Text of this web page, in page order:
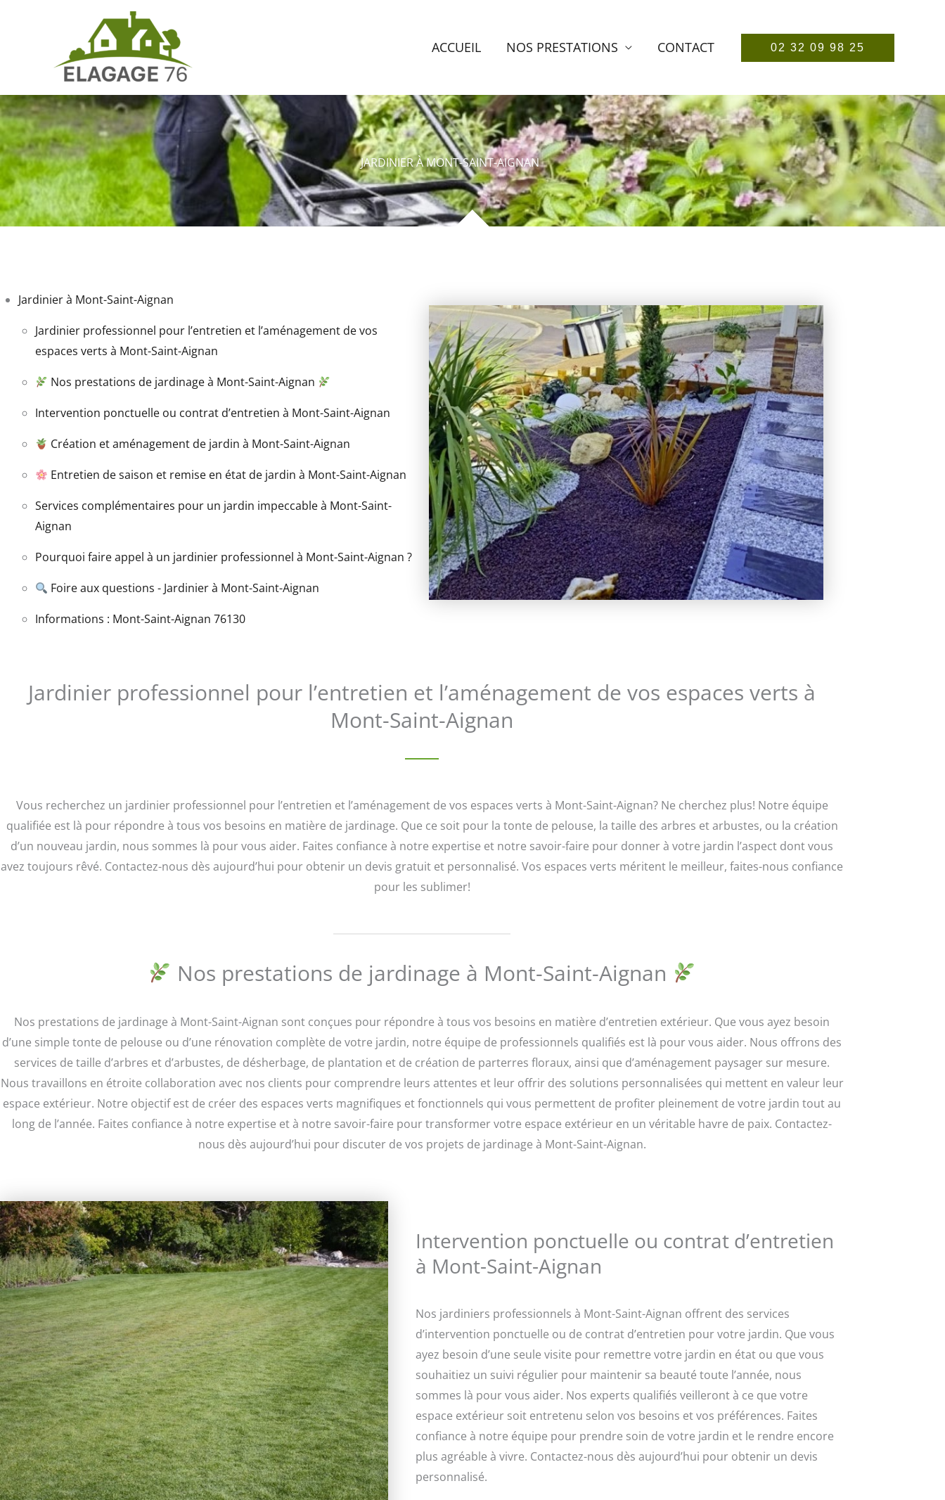
ACCUEIL NOS PRESTATIONS CONTACT 02 32 09 98 25
JARDINIER À MONT-SAINT-AIGNAN
Jardinier à Mont-Saint-Aignan
Jardinier professionnel pour l’entretien et l’aménagement de vos
espaces verts à Mont-Saint-Aignan
Nos prestations de jardinage à Mont-Saint-Aignan
Intervention ponctuelle ou contrat d’entretien à Mont-Saint-Aignan
Création et aménagement de jardin à Mont-Saint-Aignan
Entretien de saison et remise en état de jardin à Mont-Saint-Aignan
Services complémentaires pour un jardin impeccable à Mont-Saint-
Aignan
Pourquoi faire appel à un jardinier professionnel à Mont-Saint-Aignan ?
Foire aux questions - Jardinier à Mont-Saint-Aignan
Informations : Mont-Saint-Aignan 76130
Jardinier professionnel pour l’entretien et l’aménagement de vos espaces verts à
Mont-Saint-Aignan
Vous recherchez un jardinier professionnel pour l’entretien et l’aménagement de vos espaces verts à Mont-Saint-Aignan? Ne cherchez plus! Notre équipe
qualifiée est là pour répondre à tous vos besoins en matière de jardinage. Que ce soit pour la tonte de pelouse, la taille des arbres et arbustes, ou la création
d’un nouveau jardin, nous sommes là pour vous aider. Faites confiance à notre expertise et notre savoir-faire pour donner à votre jardin l’aspect dont vous
avez toujours rêvé. Contactez-nous dès aujourd’hui pour obtenir un devis gratuit et personnalisé. Vos espaces verts méritent le meilleur, faites-nous confiance
pour les sublimer!
Nos prestations de jardinage à Mont-Saint-Aignan
Nos prestations de jardinage à Mont-Saint-Aignan sont conçues pour répondre à tous vos besoins en matière d’entretien extérieur. Que vous ayez besoin
d’une simple tonte de pelouse ou d’une rénovation complète de votre jardin, notre équipe de professionnels qualifiés est là pour vous aider. Nous offrons des
services de taille d’arbres et d’arbustes, de désherbage, de plantation et de création de parterres floraux, ainsi que d’aménagement paysager sur mesure.
Nous travaillons en étroite collaboration avec nos clients pour comprendre leurs attentes et leur offrir des solutions personnalisées qui mettent en valeur leur
espace extérieur. Notre objectif est de créer des espaces verts magnifiques et fonctionnels qui vous permettent de profiter pleinement de votre jardin tout au
long de l’année. Faites confiance à notre expertise et à notre savoir-faire pour transformer votre espace extérieur en un véritable havre de paix. Contactez-
nous dès aujourd’hui pour discuter de vos projets de jardinage à Mont-Saint-Aignan.
Intervention ponctuelle ou contrat d’entretien
à Mont-Saint-Aignan
Nos jardiniers professionnels à Mont-Saint-Aignan offrent des services
d’intervention ponctuelle ou de contrat d’entretien pour votre jardin. Que vous
ayez besoin d’une seule visite pour remettre votre jardin en état ou que vous
souhaitiez un suivi régulier pour maintenir sa beauté toute l’année, nous
sommes là pour vous aider. Nos experts qualifiés veilleront à ce que votre
espace extérieur soit entretenu selon vos besoins et vos préférences. Faites
confiance à notre équipe pour prendre soin de votre jardin et le rendre encore
plus agréable à vivre. Contactez-nous dès aujourd’hui pour obtenir un devis
personnalisé.